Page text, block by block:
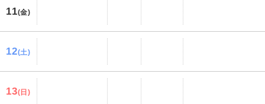
11(金)
12(土)
13(日)